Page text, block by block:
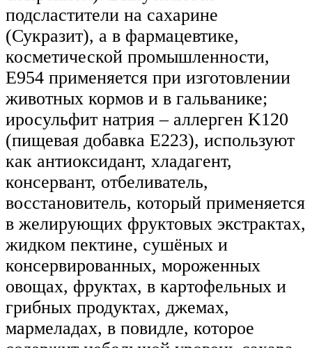
подсластители на сахарине
(Сукразит), а в фармацевтике,
косметической промышленности,
Е954 применяется при изготовлении
животных кормов и в гальванике;
иросульфит натрия – аллерген K120
(пищевая добавка Е223), используют
как антиоксидант, хладагент,
консервант, отбеливатель,
восстановитель, который применяется
в желирующих фруктовых экстрактах,
жидком пектине, сушёных и
консервированных, мороженных
овощах, фруктах, в картофельных и
грибных продуктах, джемах,
мармеладах, в повидле, которое